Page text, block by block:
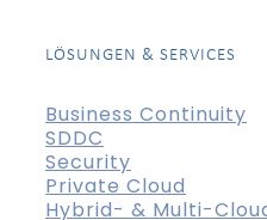
LÖSUNGEN & SERVICES
Business Continuity
SDDC
Security
Private Cloud
Hybrid- & Multi-